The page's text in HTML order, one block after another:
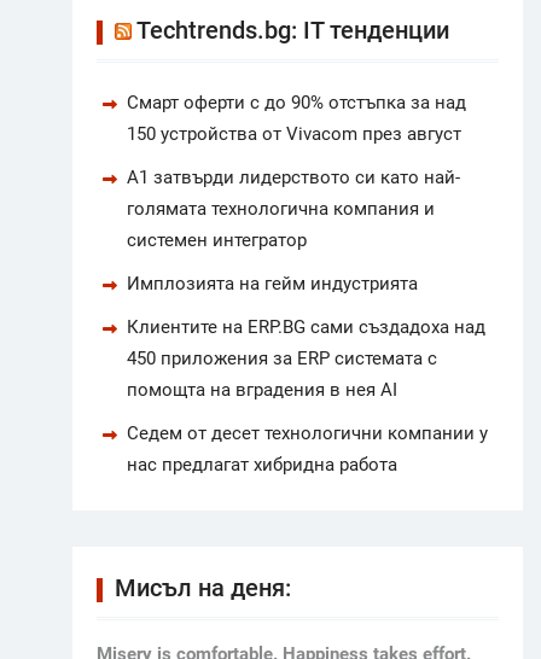
Techtrends.bg: IT тенденции
Смарт оферти с до 90% отстъпка за над
150 устройства от Vivacom през август
А1 затвърди лидерството си като най-
голямата технологична компания и
системен интегратор
Имплозията на гейм индустрията
Клиентите на ERP.BG сами създадоха над
450 приложения за ERP системата с
помощта на вградения в нея AI
Седем от десет технологични компании у
нас предлагат хибридна работа
Мисъл на деня:
Мisery is comfortable. Happiness takes effort.